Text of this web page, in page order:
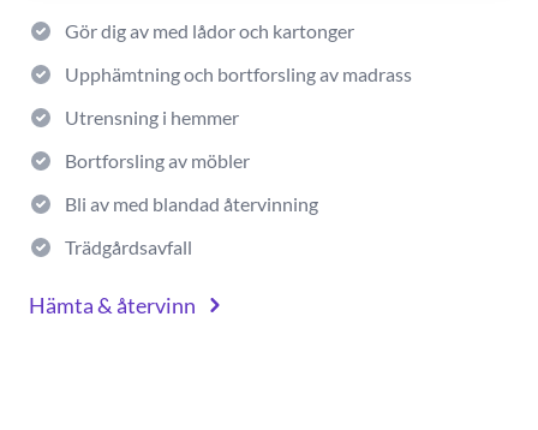
Gör dig av med lådor och kartonger
Upphämtning och bortforsling av madrass
Utrensning i hemmer
Bortforsling av möbler
Bli av med blandad återvinning
Trädgårdsavfall
Hämta & återvinn